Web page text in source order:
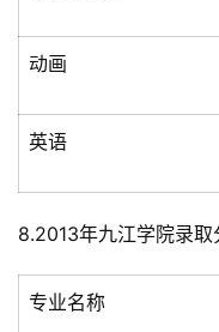
动画
英语
8.2013年九江学院录取
专业名称